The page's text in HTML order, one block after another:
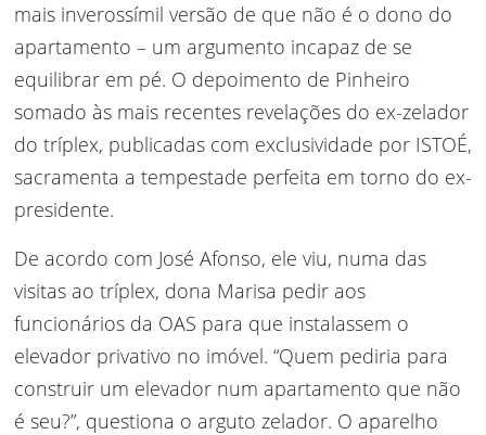
mais inverossímil versão de que não é o dono do
apartamento – um argumento incapaz de se
equilibrar em pé. O depoimento de Pinheiro
somado às mais recentes revelações do ex-zelador
do tríplex, publicadas com exclusividade por ISTOÉ,
sacramenta a tempestade perfeita em torno do ex-
presidente.
De acordo com José Afonso, ele viu, numa das
visitas ao tríplex, dona Marisa pedir aos
funcionários da OAS para que instalassem o
elevador privativo no imóvel. “Quem pediria para
construir um elevador num apartamento que não
é seu?”, questiona o arguto zelador. O aparelho